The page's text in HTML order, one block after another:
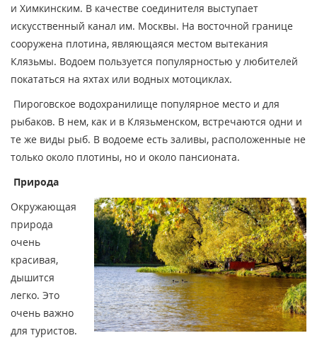
и Химкинским. В качестве соединителя выступает
искусственный канал им. Москвы. На восточной границе
сооружена плотина, являющаяся местом вытекания
Клязьмы. Водоем пользуется популярностью у любителей
покататься на яхтах или водных мотоциклах.
Пироговское водохранилище популярное место и для
рыбаков. В нем, как и в Клязьменском, встречаются одни и
те же виды рыб. В водоеме есть заливы, расположенные не
только около плотины, но и около пансионата.
Природа
Окружающая
природа
очень
красивая,
дышится
легко. Это
очень важно
для туристов.